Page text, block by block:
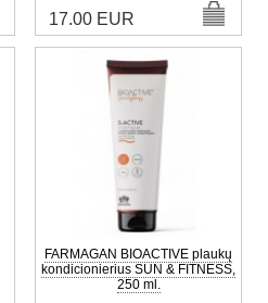
17.00 EUR
FARMAGAN BIOACTIVE plaukų
kondicionierius SUN & FITNESS,
250 ml.